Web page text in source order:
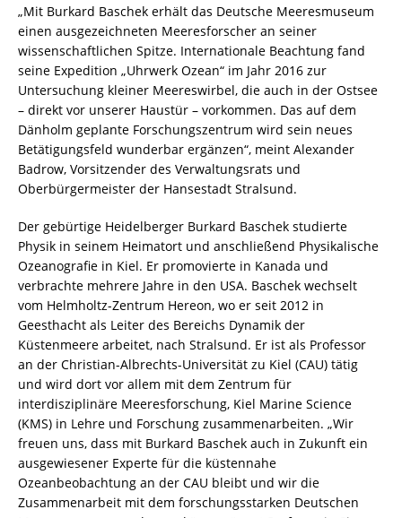
„Mit Burkard Baschek erhält das Deutsche Meeresmuseum
einen ausgezeichneten Meeresforscher an seiner
wissenschaftlichen Spitze. Internationale Beachtung fand
seine Expedition „Uhrwerk Ozean“ im Jahr 2016 zur
Untersuchung kleiner Meereswirbel, die auch in der Ostsee
– direkt vor unserer Haustür – vorkommen. Das auf dem
Dänholm geplante Forschungszentrum wird sein neues
Betätigungsfeld wunderbar ergänzen“, meint Alexander
Badrow, Vorsitzender des Verwaltungsrats und
Oberbürgermeister der Hansestadt Stralsund.
Der gebürtige Heidelberger Burkard Baschek studierte
Physik in seinem Heimatort und anschließend Physikalische
Ozeanografie in Kiel. Er promovierte in Kanada und
verbrachte mehrere Jahre in den USA. Baschek wechselt
vom Helmholtz-Zentrum Hereon, wo er seit 2012 in
Geesthacht als Leiter des Bereichs Dynamik der
Küstenmeere arbeitet, nach Stralsund. Er ist als Professor
an der Christian-Albrechts-Universität zu Kiel (CAU) tätig
und wird dort vor allem mit dem Zentrum für
interdisziplinäre Meeresforschung, Kiel Marine Science
(KMS) in Lehre und Forschung zusammenarbeiten. „Wir
freuen uns, dass mit Burkard Baschek auch in Zukunft ein
ausgewiesener Experte für die küstennahe
Ozeanbeobachtung an der CAU bleibt und wir die
Zusammenarbeit mit dem forschungsstarken Deutschen